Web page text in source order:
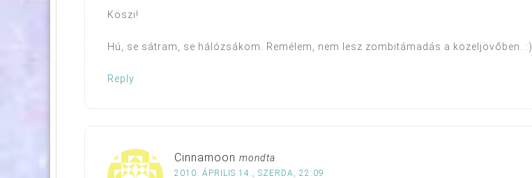
Köszi!
Hú, se sátram, se hálózsákom. Remélem, nem lesz zombitámadás a közeljövőben. :)
Reply
Cinnamoon mondta
2010. ÁPRILIS 14., SZERDA, 22:09